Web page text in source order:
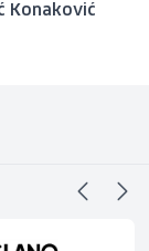
Konaković